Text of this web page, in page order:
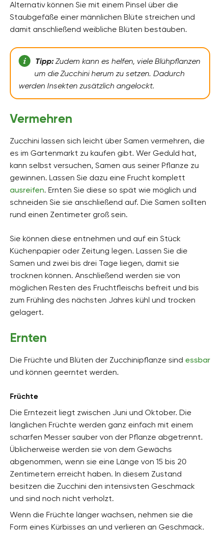
Alternativ können Sie mit einem Pinsel über die
Staubgefäße einer männlichen Blüte streichen und
damit anschließend weibliche Blüten bestäuben.
Tipp: Zudem kann es helfen, viele Blühpflanzen
um die Zucchini herum zu setzen. Dadurch
werden Insekten zusätzlich angelockt.
Vermehren
Zucchini lassen sich leicht über Samen vermehren, die
es im Gartenmarkt zu kaufen gibt. Wer Geduld hat,
kann selbst versuchen, Samen aus seiner Pflanze zu
gewinnen. Lassen Sie dazu eine Frucht komplett
ausreifen. Ernten Sie diese so spät wie möglich und
schneiden Sie sie anschließend auf. Die Samen sollten
rund einen Zentimeter groß sein.
Sie können diese entnehmen und auf ein Stück
Küchenpapier oder Zeitung legen. Lassen Sie die
Samen und zwei bis drei Tage liegen, damit sie
trocknen können. Anschließend werden sie von
möglichen Resten des Fruchtfleischs befreit und bis
zum Frühling des nächsten Jahres kühl und trocken
gelagert.
Ernten
Die Früchte und Blüten der Zucchinipflanze sind essbar
und können geerntet werden.
Früchte
Die Erntezeit liegt zwischen Juni und Oktober. Die
länglichen Früchte werden ganz einfach mit einem
scharfen Messer sauber von der Pflanze abgetrennt.
Üblicherweise werden sie von dem Gewächs
abgenommen, wenn sie eine Länge von 15 bis 20
Zentimetern erreicht haben. In diesem Zustand
besitzen die Zucchini den intensivsten Geschmack
und sind noch nicht verholzt.
Wenn die Früchte länger wachsen, nehmen sie die
Form eines Kürbisses an und verlieren an Geschmack.